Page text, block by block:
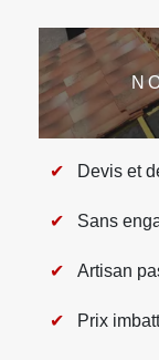
Devis et
Sans
Artisan
Prix